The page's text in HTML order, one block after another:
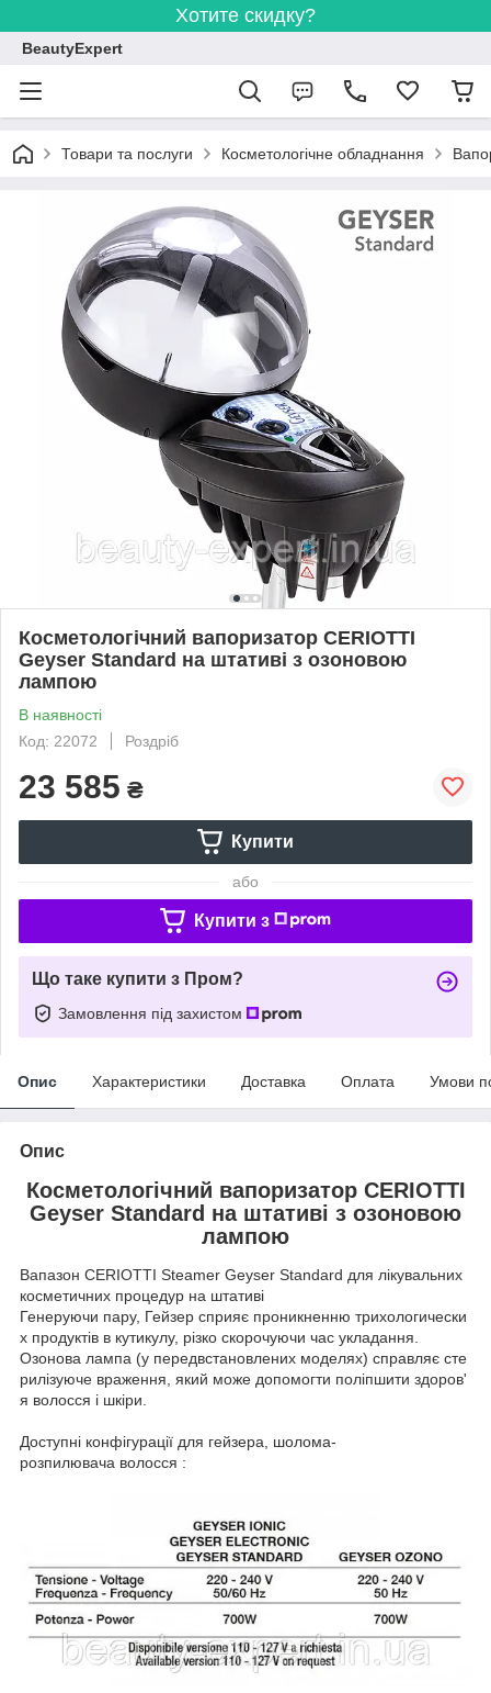
Хотите скидку?
BeautyExpert
Товари та послуги Косметологічне обладнання
Косметологічний вапоризатор CERIOTTI
Geyser Standard на штативі з озоновою
лампою
В наявності
Код: 22072
Роздріб
23 585 ₴
Купити
або
Купити з
Що таке купити з Пром?
Замовлення під захистом
Опис Характеристики Доставка Оплата Умови
Опис
Косметологічний вапоризатор CERIOTTI
Geyser Standard на штативі з озоновою
лампою
Вапазон CERIOTTI Steamer Geyser Standard для лікувальних
косметичних процедур на штативі
Генеруючи пару, Гейзер сприяє проникненню трихологически
х продуктів в кутикулу, різко скорочуючи час укладання.
Озонова лампа (у передвстановлених моделях) справляє сте
рилізуюче враження, який може допомогти поліпшити здоров'
я волосся і шкіри.
Доступні конфігурації для гейзера, шолома-
розпилювача волосся :